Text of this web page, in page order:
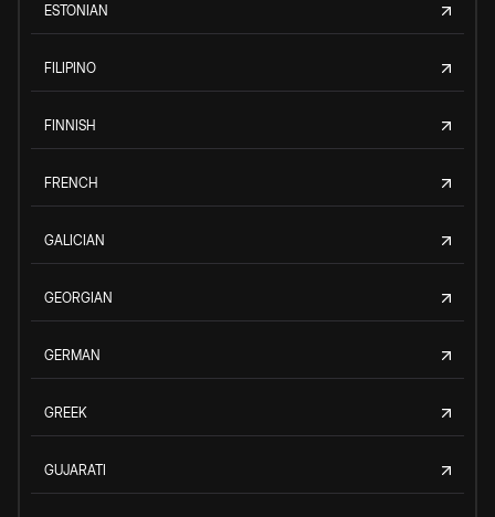
ESTONIAN
FILIPINO
FINNISH
FRENCH
GALICIAN
GEORGIAN
GERMAN
GREEK
GUJARATI